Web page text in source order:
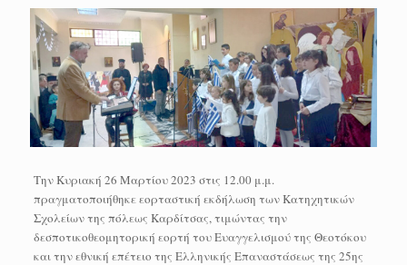
Την Κυριακή 26 Μαρτίου 2023 στις 12.00 μ.μ.
πραγματοποιήθηκε εορταστική εκδήλωση των Κατηχητικών
Σχολείων της πόλεως Καρδίτσας, τιμώντας την
δεσποτικοθεομητορική εορτή του Ευαγγελισμού της Θεοτόκου
και την εθνική επέτειο της Ελληνικής Επαναστάσεως της 25ης